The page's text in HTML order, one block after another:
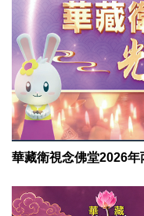
華藏衛視念佛堂2026